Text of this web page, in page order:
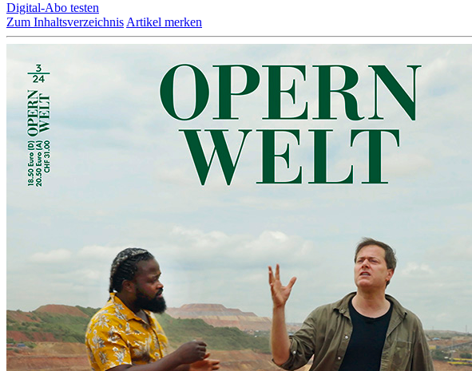
Digital-Abo testen
Zum Inhaltsverzeichnis Artikel merken